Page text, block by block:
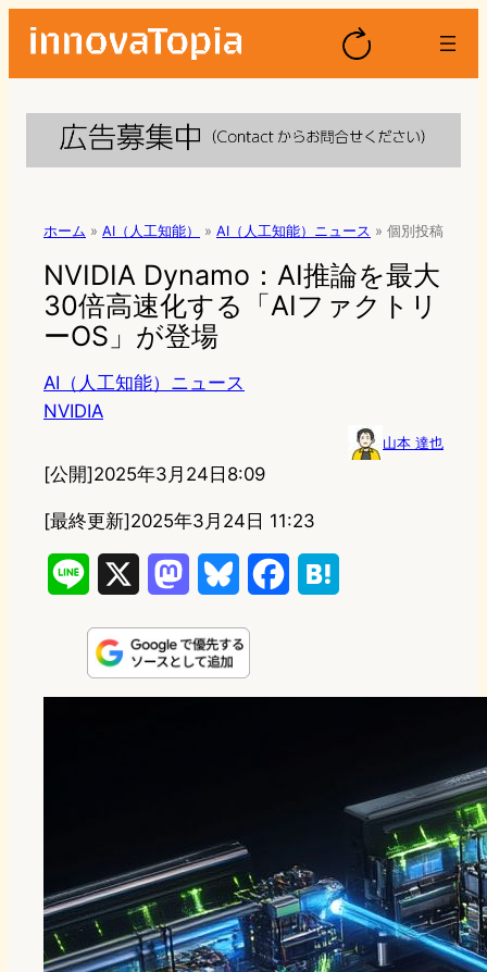
ホーム » AI（人工知能） » AI（人工知能）ニュース » 個別投稿
NVIDIA Dynamo：AI推論を最大
30倍高速化する「AIファクトリ
ーOS」が登場
AI（人工知能）ニュース
NVIDIA
山本 達也
[公開]2025年3月24日8:09
[最終更新]2025年3月24日 11:23
n
e
s
t
n
u
e
e
k
e